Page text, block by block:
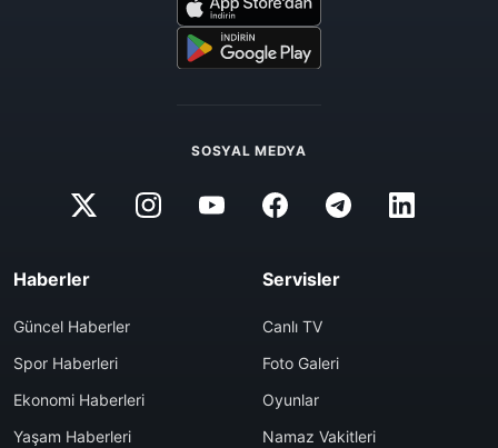
SOSYAL MEDYA
Haberler
Güncel Haberler
Spor Haberleri
Ekonomi Haberleri
Yaşam Haberleri
Servisler
Canlı TV
Foto Galeri
Oyunlar
Namaz Vakitleri